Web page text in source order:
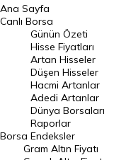
BIST 100 Hisseleri
En Çok Artan Hisseler
En Çok Düşen Hisseler
Hacmi Artanlar
Geçmiş Kapanışlar
Dünya Borsaları
Raporlar
Ana Sayfa
Canlı Borsa
Borsa
Günün Özeti
Hisse Fiyatları
Artan Hisseler
Düşen Hisseler
Hacmi Artanlar
Adedi Artanlar
Dünya Borsaları
Raporlar
Endeksler
Gram Altın Fiyatı